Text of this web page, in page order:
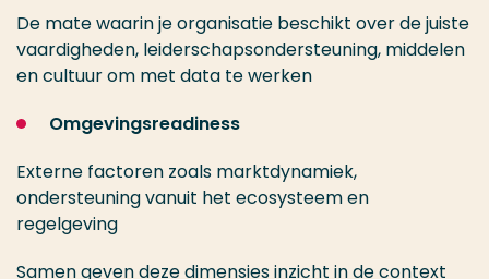
De mate waarin je organisatie beschikt over de juiste
vaardigheden, leiderschapsondersteuning, middelen
en cultuur om met data te werken
Omgevingsreadiness
Externe factoren zoals marktdynamiek,
ondersteuning vanuit het ecosysteem en
regelgeving
Samen geven deze dimensies inzicht in de context